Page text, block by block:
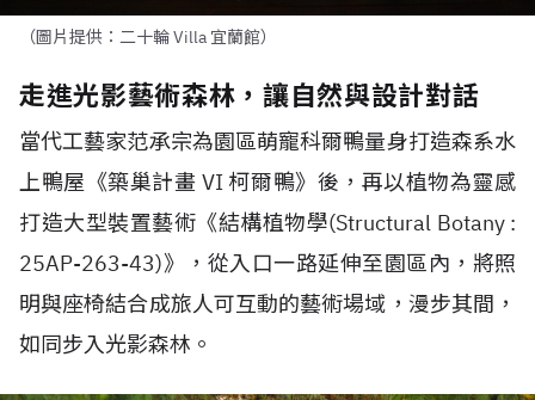
（圖片提供：二十輪 Villa 宜蘭館）
走進光影藝術森林，讓自然與設計對話
當代工藝家范承宗為園區萌寵科爾鴨量身打造森系水
上鴨屋《築巢計畫 VI 柯爾鴨》後，再以植物為靈感
打造大型裝置藝術《結構植物學(Structural Botany :
25AP-263-43)》，從入口一路延伸至園區內，將照
明與座椅結合成旅人可互動的藝術場域，漫步其間，
如同步入光影森林。